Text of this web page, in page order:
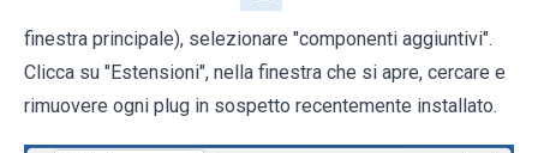
finestra principale), selezionare "componenti aggiuntivi".
Clicca su "Estensioni", nella finestra che si apre, cercare e
rimuovere ogni plug in sospetto recentemente installato.